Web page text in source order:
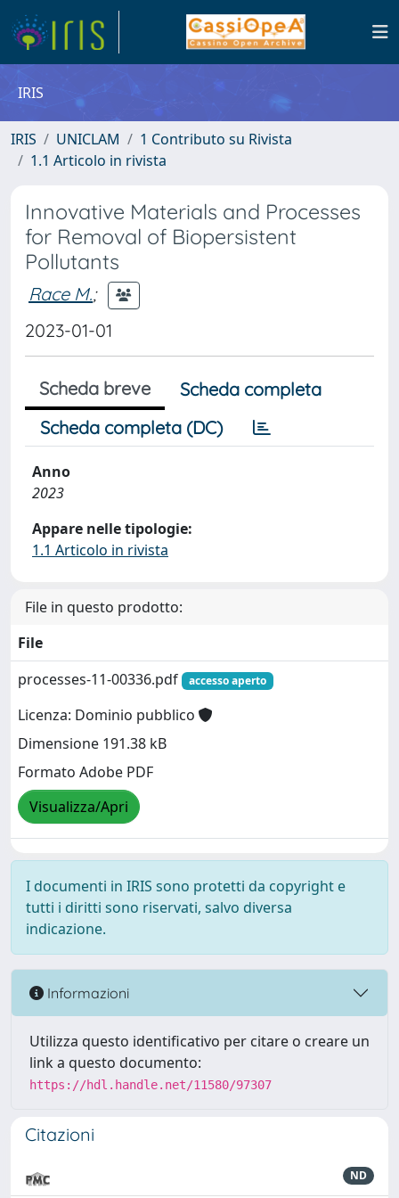
IRIS
IRIS UNICLAM
1 Contributo su Rivista
1.1 Articolo in rivista
Innovative Materials and Processes
for Removal of Biopersistent
Pollutants
Race M.;
2023-01-01
Scheda breve
Scheda completa
Scheda completa (DC)
Anno
2023
Appare nelle tipologie:
1.1 Articolo in rivista
File in questo prodotto:
File
processes-11-00336.pdf
accesso aperto
Licenza: Dominio pubblico
Dimensione 191.38 kB
Formato Adobe PDF
Visualizza/Apri
I documenti in IRIS sono protetti da copyright e
tutti i diritti sono riservati, salvo diversa
indicazione.
Informazioni
Utilizza questo identificativo per citare o creare un
link a questo documento:
https://hdl.handle.net/11580/97307
Citazioni
ND